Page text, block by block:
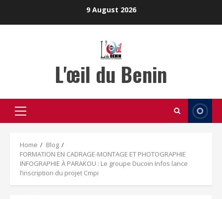
9 August 2026
L'œil du Benin
Primary
Menu
Home
Blog
FORMATION EN CADRAGE-MONTAGE ET PHOTOGRAPHIE
INFOGRAPHIE À PARAKOU : Le groupe Ducoin Infos lance
l’inscription du projet Cmpi